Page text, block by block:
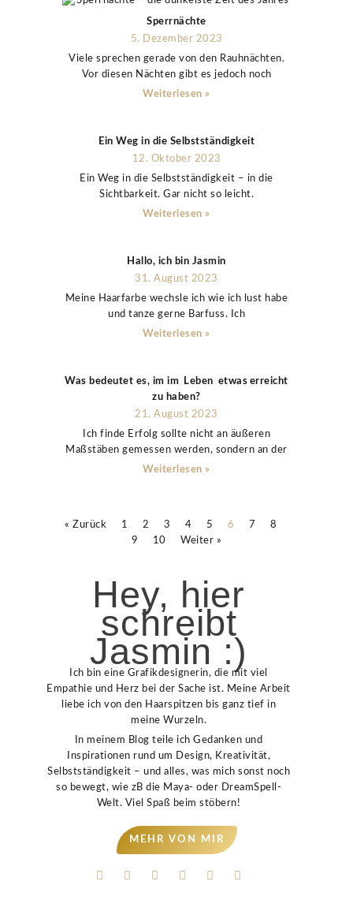
Hey, hier
schreibt
Jasmin :)
Ich bin eine Grafikdesignerin, die mit viel
Empathie und Herz bei der Sache ist. Meine Arbeit
liebe ich von den Haarspitzen bis ganz tief in
meine Wurzeln.
In meinem Blog teile ich Gedanken und
Inspirationen rund um Design, Kreativität,
Selbstständigkeit – und alles, was mich sonst noch
so bewegt, wie zB die Maya- oder DreamSpell-
Welt. Viel Spaß beim stöbern!
MEHR VON MIR
Sperrnächte
5. Dezember 2023
Viele sprechen gerade von den Rauhnächten.
Vor diesen Nächten gibt es jedoch noch
Weiterlesen »
Ein Weg in die Selbstständigkeit
12. Oktober 2023
Ein Weg in die Selbstständigkeit – in die
Sichtbarkeit. Gar nicht so leicht.
Weiterlesen »
Hallo, ich bin Jasmin
31. August 2023
Meine Haarfarbe wechsle ich wie ich lust habe
und tanze gerne Barfuss. Ich
Weiterlesen »
Was bedeutet es, im im Leben etwas erreicht
zu haben?
21. August 2023
Ich finde Erfolg sollte nicht an äußeren
Maßstäben gemessen werden, sondern an der
Weiterlesen »
« Zurück 1 2 3 4 5 6 7
8
9
10 Weiter »